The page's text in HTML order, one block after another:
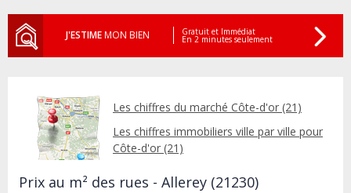
J'ESTIMEMON BIEN Gratuit et Immédiat
En 2 minutes seulement
Les chiffres du marché Côte-d'or (21)
Les chiffres immobiliers ville par ville pour
Côte-d'or (21)
Prix au m² des rues - Allerey (21230)